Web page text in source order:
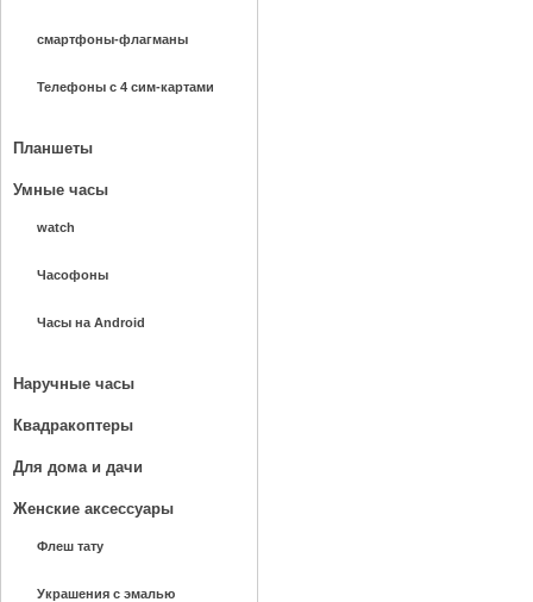
смартфоны-флагманы
Телефоны с 4 сим-картами
Планшеты
Умные часы
watch
Часофоны
Часы на Android
Наручные часы
Квадракоптеры
Для дома и дачи
Женские аксессуары
Флеш тату
Украшения с эмалью